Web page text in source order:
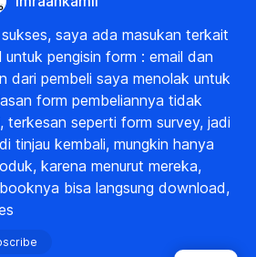
saya ada masukan terkait
untuk pengisin form : email dan
dari pembeli saya menolak untuk
form pembeliannya tidak
terkesan seperti form survey, jadi
tinjau kembali, mungkin hanya
karena menurut mereka,
bisa langsung download,